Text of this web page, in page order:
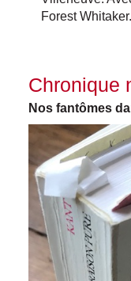
Forest Whitaker.
Chronique
Nos fantômes